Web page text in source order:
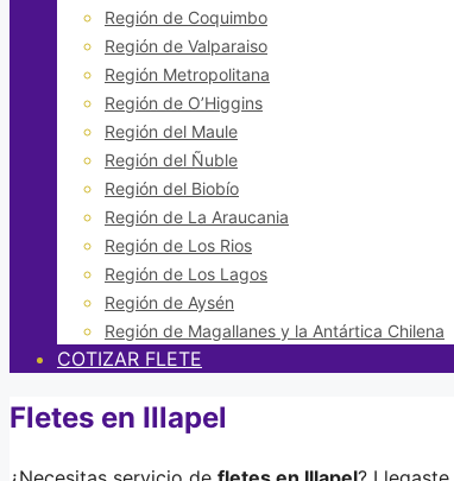
Región de Coquimbo
Región de Valparaiso
Región Metropolitana
Región de O’Higgins
Región del Maule
Región del Ñuble
Región del Biobío
Región de La Araucania
Región de Los Rios
Región de Los Lagos
Región de Aysén
Región de Magallanes y la Antártica Chilena
COTIZAR FLETE
Fletes en Illapel